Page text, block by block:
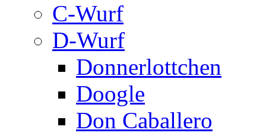
C-Wurf
D-Wurf
Donnerlottchen
Doogle
Don Caballero